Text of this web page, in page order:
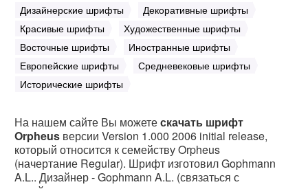
Дизайнерские шрифты
Декоративные шрифты
Красивые шрифты
Художественные шрифты
Восточные шрифты
Иностранные шрифты
Европейские шрифты
Средневековые шрифты
Исторические шрифты
На нашем сайте Вы можетескачать шрифт
Orpheus версии Version 1.000 2006 initial release,
который относится к семейству Orpheus
(начертание Regular). Шрифт изготовил Gophmann
A.L.. Дизайнер - Gophmann A.L. (связаться с